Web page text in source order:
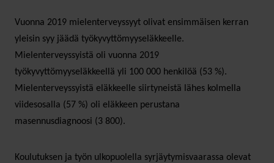
Vuonna 2019 mielenterveyssyyt olivat ensimmäisen kerran
yleisin syy jäädä työkyvyttömyyseläkkeelle.
Mielenterveyssyistä oli vuonna 2019
työkyvyttömyyseläkkeellä yli 100 000 henkilöä (53 %).
Mielenterveyssyistä eläkkeelle siirtyneistä lähes kolmella
viidesosalla (57 %) oli eläkkeen perustana
masennusdiagnoosi (3 800).
Koulutuksen ja työn ulkopuolella syrjäytymisvaarassa olevat